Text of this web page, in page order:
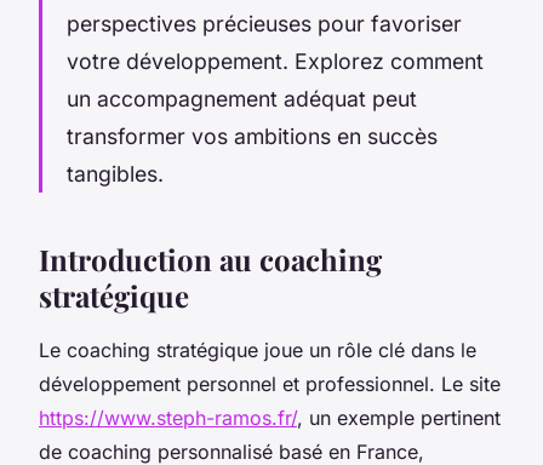
perspectives précieuses pour favoriser
votre développement. Explorez comment
un accompagnement adéquat peut
transformer vos ambitions en succès
tangibles.
Introduction au coaching
stratégique
Le coaching stratégique joue un rôle clé dans le
développement personnel et professionnel. Le site
https://www.steph-ramos.fr/, un exemple pertinent
de coaching personnalisé basé en France,